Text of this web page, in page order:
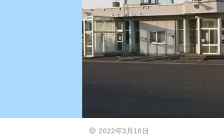
2022年3月16日